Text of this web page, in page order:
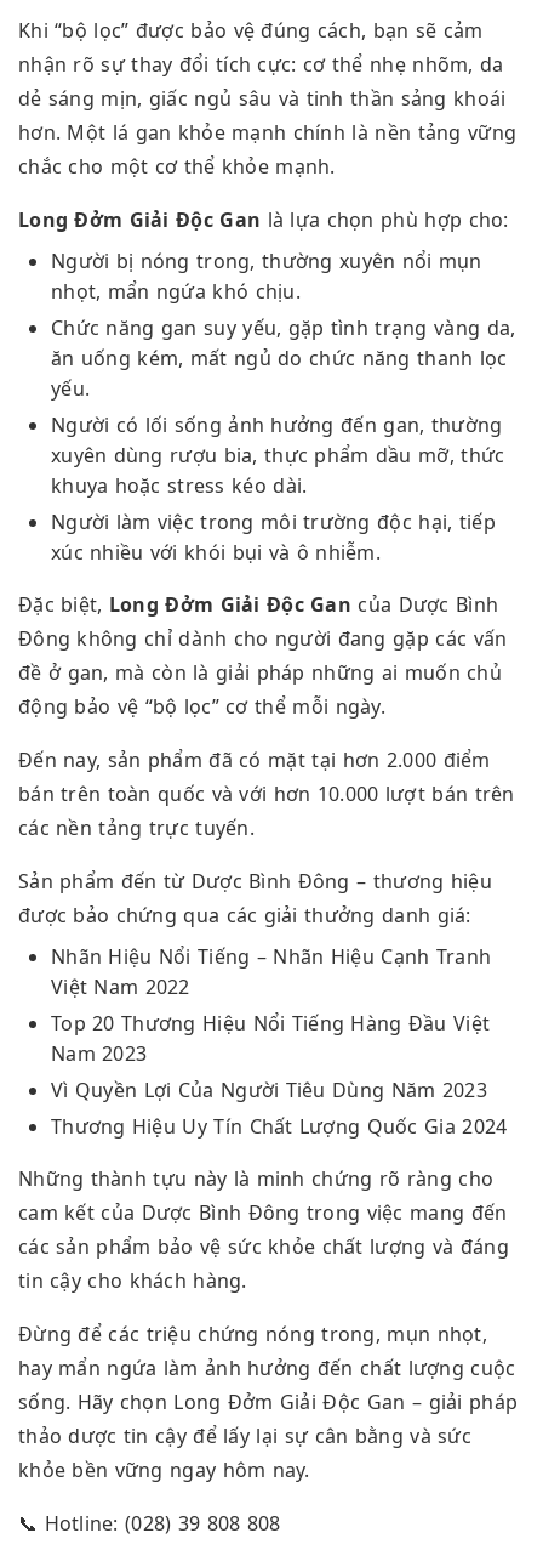
Khi “bộ lọc” được bảo vệ đúng cách, bạn sẽ cảm
nhận rõ sự thay đổi tích cực: cơ thể nhẹ nhõm, da
dẻ sáng mịn, giấc ngủ sâu và tinh thần sảng khoái
hơn. Một lá gan khỏe mạnh chính là nền tảng vững
chắc cho một cơ thể khỏe mạnh.
Long Đởm Giải Độc Gan là lựa chọn phù hợp cho:
Người bị nóng trong, thường xuyên nổi mụn
nhọt, mẩn ngứa khó chịu.
Chức năng gan suy yếu, gặp tình trạng vàng da,
ăn uống kém, mất ngủ do chức năng thanh lọc
yếu.
Người có lối sống ảnh hưởng đến gan, thường
xuyên dùng rượu bia, thực phẩm dầu mỡ, thức
khuya hoặc stress kéo dài.
Người làm việc trong môi trường độc hại, tiếp
xúc nhiều với khói bụi và ô nhiễm.
Đặc biệt, Long Đởm Giải Độc Gan của Dược Bình
Đông không chỉ dành cho người đang gặp các vấn
đề ở gan, mà còn là giải pháp những ai muốn chủ
động bảo vệ “bộ lọc” cơ thể mỗi ngày.
Đến nay, sản phẩm đã có mặt tại hơn 2.000 điểm
bán trên toàn quốc và với hơn 10.000 lượt bán trên
các nền tảng trực tuyến.
Sản phẩm đến từ Dược Bình Đông – thương hiệu
được bảo chứng qua các giải thưởng danh giá:
Nhãn Hiệu Nổi Tiếng – Nhãn Hiệu Cạnh Tranh
Việt Nam 2022
Top 20 Thương Hiệu Nổi Tiếng Hàng Đầu Việt
Nam 2023
Vì Quyền Lợi Của Người Tiêu Dùng Năm 2023
Thương Hiệu Uy Tín Chất Lượng Quốc Gia 2024
Những thành tựu này là minh chứng rõ ràng cho
cam kết của Dược Bình Đông trong việc mang đến
các sản phẩm bảo vệ sức khỏe chất lượng và đáng
tin cậy cho khách hàng.
Đừng để các triệu chứng nóng trong, mụn nhọt,
hay mẩn ngứa làm ảnh hưởng đến chất lượng cuộc
sống. Hãy chọn Long Đởm Giải Độc Gan – giải pháp
thảo dược tin cậy để lấy lại sự cân bằng và sức
khỏe bền vững ngay hôm nay.
📞 Hotline: (028) 39 808 808